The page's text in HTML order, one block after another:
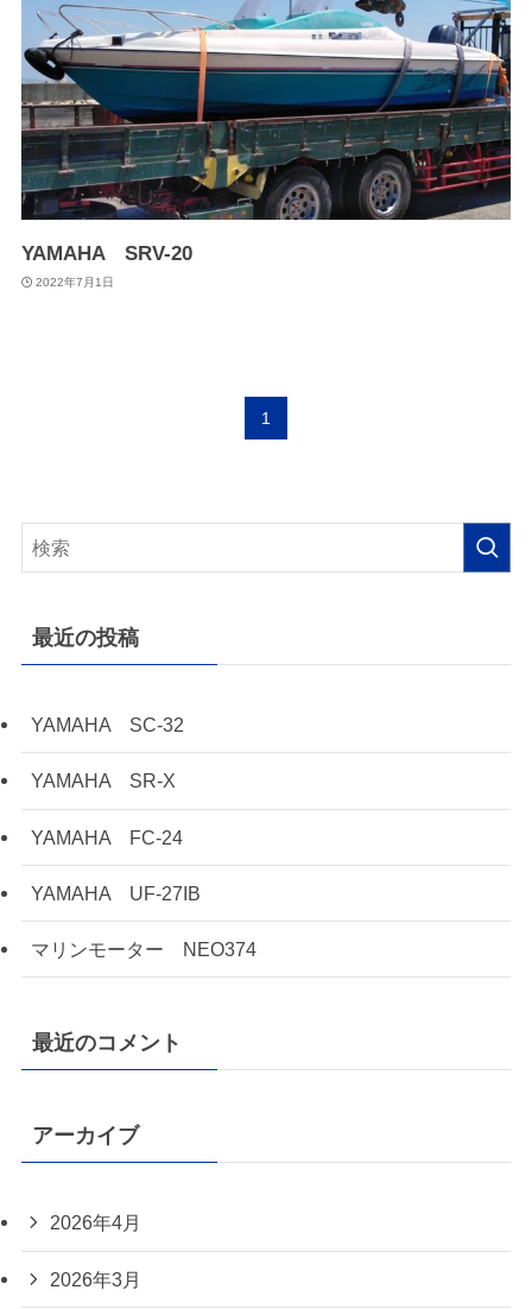
YAMAHA SRV-20
2022年7月1日
1
最近の投稿
YAMAHA SC-32
YAMAHA SR-X
YAMAHA FC-24
YAMAHA UF-27IB
マリンモーター NEO374
最近のコメント
アーカイブ
2026年4月
2026年3月